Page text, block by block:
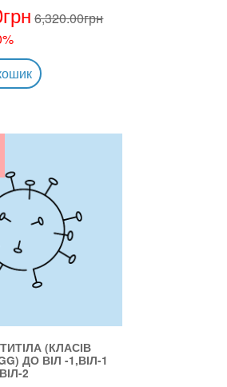
грн 6,320.00грн
(КЛАСІВ
ДО ВІЛ -1,ВІЛ-1
2